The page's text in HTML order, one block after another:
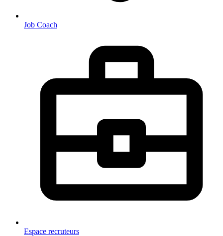
Job Coach
Espace recruteurs